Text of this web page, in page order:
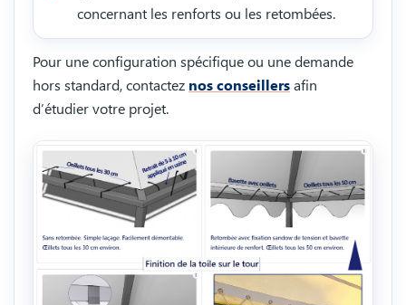
concernant les renforts ou les retombées.
Pour une configuration spécifique ou une demande
hors standard, contactez nos conseillersafin
d’étudier votre projet.